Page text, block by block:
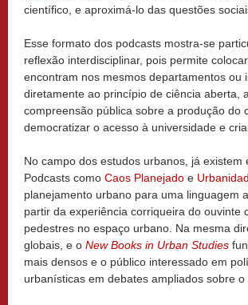
científico, e aproximá-lo das questões
Esse formato dos podcasts mostra-se
reflexão interdisciplinar, pois permite
encontram nos mesmos departamentos ou
diretamente ao princípio de ciência aberta,
compreensão pública sobre a produção do
democratizar o acesso à universidade e
No campo dos estudos urbanos, já
Podcasts como Caos Planejado e
planejamento urbano para uma linguagem
partir da experiência corriqueira do
pedestres no espaço urbano. Na mesma
globais, e o New Books in Urban Studies
mais densos e o público interessado em
urbanísticas em debates ampliados sobre